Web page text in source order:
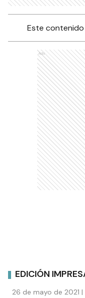
Este
Ads
EDICIÓN
26 de mayo de 2021